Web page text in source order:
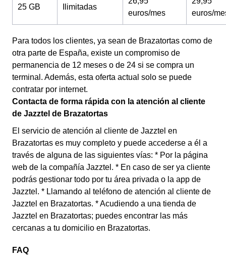
25 GB Ilimitadas
euros/mes
euros/
Para todos los clientes, ya sean de Brazatortas como de
otra parte de España, existe un compromiso de
permanencia de 12 meses o de 24 si se compra un
terminal. Además, esta oferta actual solo se puede
contratar por internet.
Contacta de forma rápida con la atención al cliente
de Jazztel de Brazatortas
El servicio de atención al cliente de Jazztel en
Brazatortas es muy completo y puede accederse a él a
través de alguna de las siguientes vías: * Por la página
web de la compañía Jazztel. * En caso de ser ya cliente
podrás gestionar todo por tu área privada o la app de
Jazztel. * Llamando al teléfono de atención al cliente de
Jazztel en Brazatortas. * Acudiendo a una tienda de
Jazztel en Brazatortas; puedes encontrar las más
cercanas a tu domicilio en Brazatortas.
FAQ